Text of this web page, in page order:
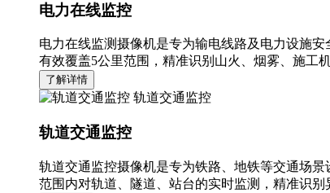
电力在线监控
电力在线监测摄像机是专为输电线路及电力设施
有效覆盖5公里范围，精准识别山火、烟雾、施工
了解详情
轨道交通监控
轨道交通监控
轨道交通监控摄像机是专为铁路、地铁等交通场
范围内对轨道、隧道、站台的实时监测，精准识